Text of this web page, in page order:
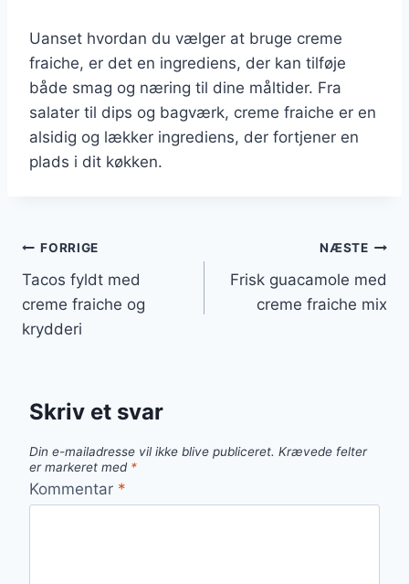
Uanset hvordan du vælger at bruge creme
fraiche, er det en ingrediens, der kan tilføje
både smag og næring til dine måltider. Fra
salater til dips og bagværk, creme fraiche er en
alsidig og lækker ingrediens, der fortjener en
plads i dit køkken.
Indlægsnavigation
FORRIGE
Tacos fyldt med
creme fraiche og
krydderi
NÆSTE
Frisk guacamole med
creme fraiche mix
Skriv et svar
Din e-mailadresse vil ikke blive publiceret. Krævede felter
er markeret med *
Kommentar *